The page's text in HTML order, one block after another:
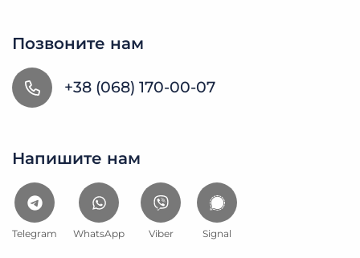
Позвоните нам
+38 (068) 170-00-07
Напишите нам
Telegram WhatsApp Viber Signal